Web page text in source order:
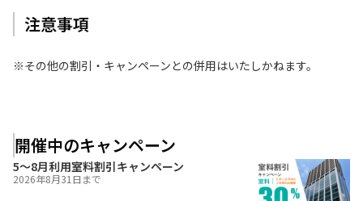
注意事項
※その他の割引・キャンペーンとの併用はいたしかねます。
開催中のキャンペーン
5～8月利用室料割引キャンペーン
2026年8月31日まで